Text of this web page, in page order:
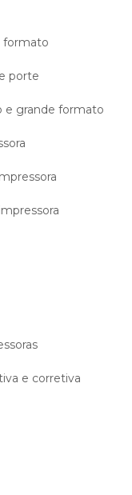
formato
porte
e grande formato
e corretiva